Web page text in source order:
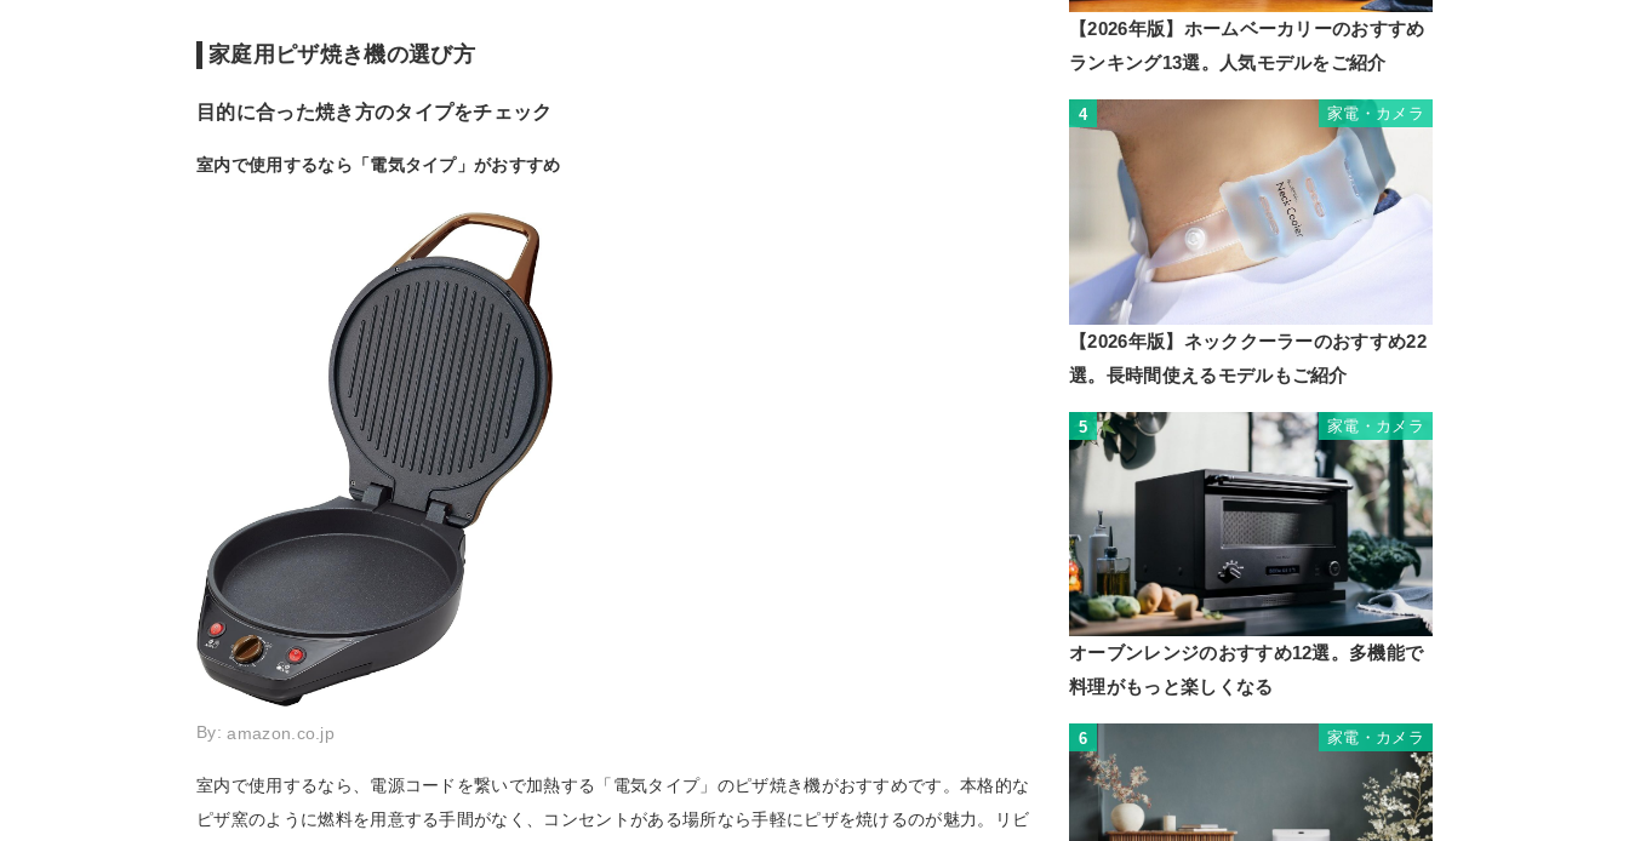
家庭用ピザ焼き機の選び方
目的に合った焼き方のタイプをチェック
室内で使用するなら「電気タイプ」がおすすめ
By:amazon.co.jp
室内で使用するなら、電源コードを繋いで加熱する「電気タイプ」のピザ焼き機がおすすめです。本格的な
ピザ窯のように燃料を用意する手間がなく、コンセントがある場所なら手軽にピザを焼けるのが魅力。リビ
【2026年版】ホームベーカリーのおすすめ
ランキング13選。人気モデルをご紹介
4 家電・カメラ
【2026年版】ネッククーラーのおすすめ22
選。長時間使えるモデルもご紹介
5 家電・カメラ
オーブンレンジのおすすめ12選。多機能で
料理がもっと楽しくなる
6 家電・カメラ